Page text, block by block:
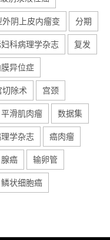
外阴上皮内瘤变 分期
妇科病理学杂志 复发
异位症
切除术 宫颈
平滑肌肉瘤 数据集
学杂志 癌肉瘤
腺癌 输卵管
鳞状细胞癌